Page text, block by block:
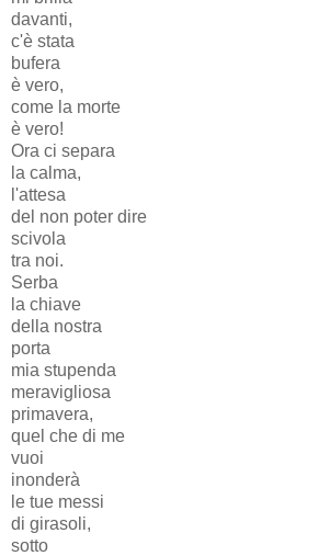
davanti,
c'è stata
bufera
è vero,
come la morte
è vero!
Ora ci separa
la calma,
l'attesa
del non poter dire
scivola
tra noi.
Serba
la chiave
della nostra
porta
mia stupenda
meravigliosa
primavera,
quel che di me
vuoi
inonderà
le tue messi
di girasoli,
sotto